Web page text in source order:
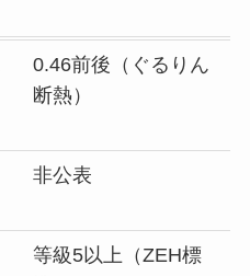
0.46前後（ぐるりん
断熱）
非公表
等級5以上（ZEH標